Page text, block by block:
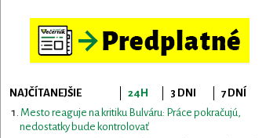
NAJČÍTANEJŠIE 24H 3 DNI
7 DNÍ
Mesto reaguje na kritiku Bulváru: Práce pokračujú,
nedostatky bude kontrolovať